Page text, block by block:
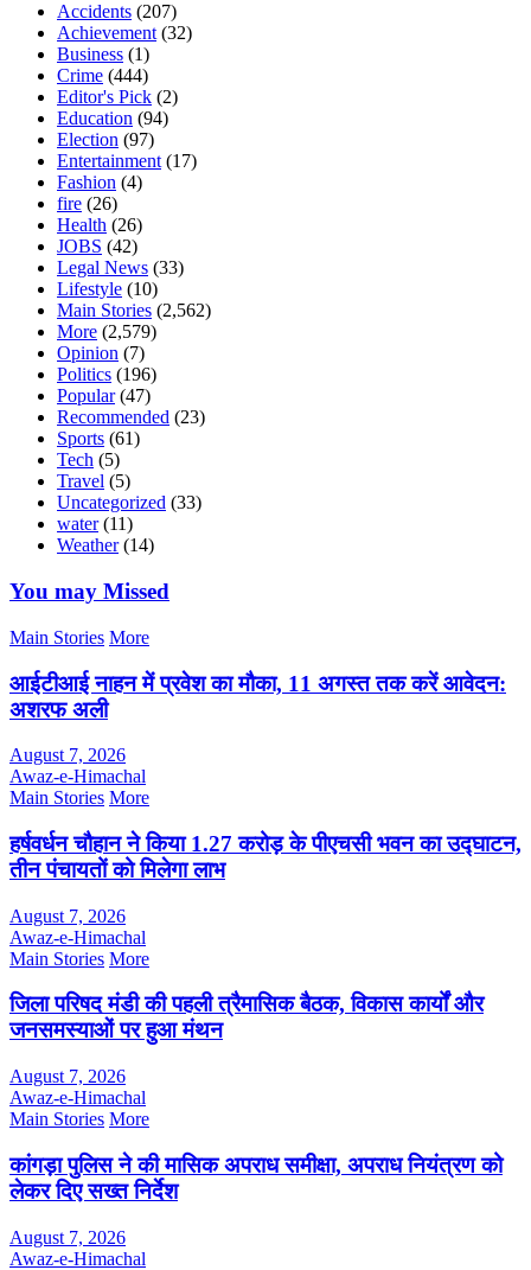
Accidents (207)
Achievement (32)
Business (1)
Crime (444)
Editor's Pick (2)
Education (94)
Election (97)
Entertainment (17)
Fashion (4)
fire (26)
Health (26)
JOBS (42)
Legal News (33)
Lifestyle (10)
Main Stories (2,562)
More (2,579)
Opinion (7)
Politics (196)
Popular(47)
Recommended (23)
Sports (61)
Tech (5)
Travel (5)
Uncategorized (33)
water(11)
Weather(14)
You may Missed
Main Stories More
आईटीआई नाहन में प्रवेश का मौका, 11 अगस्त तक करें आवेदन:
अशरफ अली
August 7, 2026
Awaz-e-Himachal
Main Stories More
हर्षवर्धन चौहान ने किया 1.27 करोड़ के पीएचसी भवन का उद्घाटन,
तीन पंचायतों को मिलेगा लाभ
August 7, 2026
Awaz-e-Himachal
Main Stories More
जिला परिषद मंडी की पहली त्रैमासिक बैठक, विकास कार्यों और
जनसमस्याओं पर हुआ मंथन
August 7, 2026
Awaz-e-Himachal
Main Stories More
कांगड़ा पुलिस ने की मासिक अपराध समीक्षा, अपराध नियंत्रण को
लेकर दिए सख्त निर्देश
August 7, 2026
Awaz-e-Himachal